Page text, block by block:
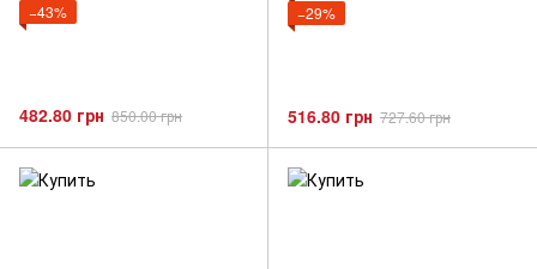
−43%
482.80 грн 850.00 грн
−29%
516.80 грн 727.60 грн